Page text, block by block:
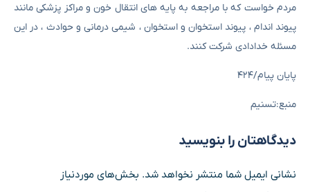
مردم خواست که با مراجعه به پایه های انتقال خون و مراکز پزشکی مانند
پیوند اندام ، پیوند استخوان و استخوان ، شیمی درمانی و حوادث ، در این
مسئله خدادادی شرکت کنند.
پایان پیام/۴۲۴
منبع:تسنیم
دیدگاهتان را بنویسید
نشانی ایمیل شما منتشر نخواهد شد. بخش‌های موردنیاز